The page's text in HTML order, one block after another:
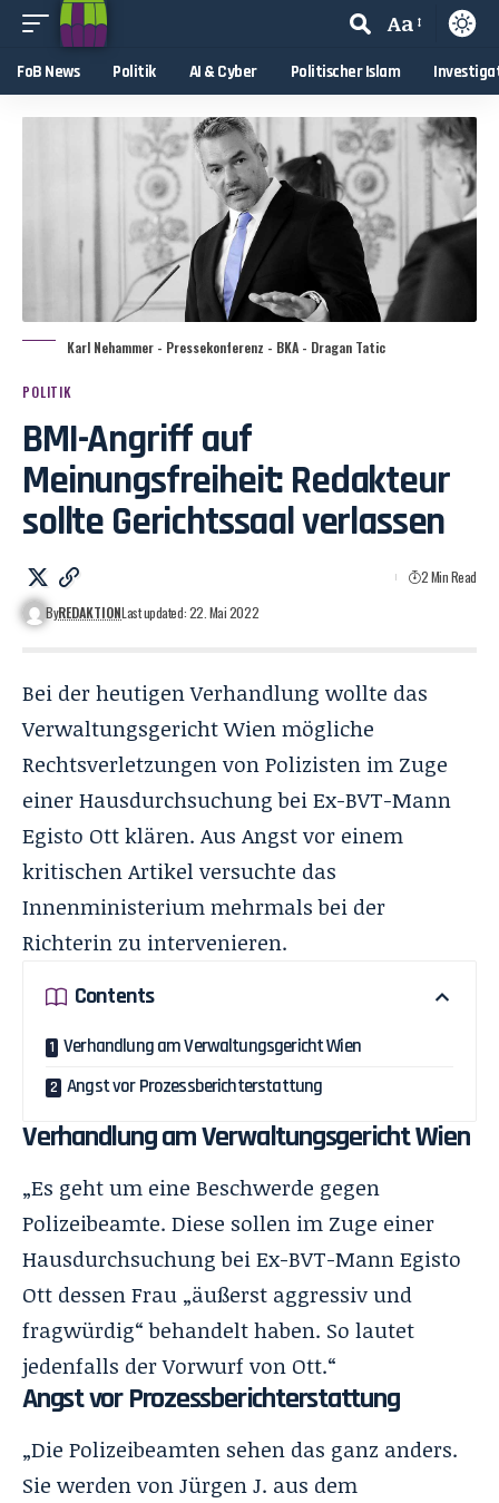
Aa
FoB News Politik AI & Cyber Politischer Islam
Karl Nehammer - Pressekonferenz - BKA - Dragan Tatic
POLITIK
BMI-Angriff auf
Meinungsfreiheit: Redakteur
sollte Gerichtssaal verlassen
ByREDAKTIONLast updated: 22. Mai 2022
2 Min Read
Bei der heutigen Verhandlung wollte das
Verwaltungsgericht Wien mögliche
Rechtsverletzungen von Polizisten im Zuge
einer Hausdurchsuchung bei Ex-BVT-Mann
Egisto Ott klären. Aus Angst vor einem
kritischen Artikel versuchte das
Innenministerium mehrmals bei der
Richterin zu intervenieren.
Contents
Verhandlung am Verwaltungsgericht Wien
Angst vor Prozessberichterstattung
Verhandlung am Verwaltungsgericht Wien
„Es geht um eine Beschwerde gegen
Polizeibeamte. Diese sollen im Zuge einer
Hausdurchsuchung bei Ex-BVT-Mann Egisto
Ott dessen Frau „äußerst aggressiv und
fragwürdig“ behandelt haben. So lautet
jedenfalls der Vorwurf von Ott.“
Angst vor Prozessberichterstattung
„Die Polizeibeamten sehen das ganz anders.
Sie werden von Jürgen J. aus dem